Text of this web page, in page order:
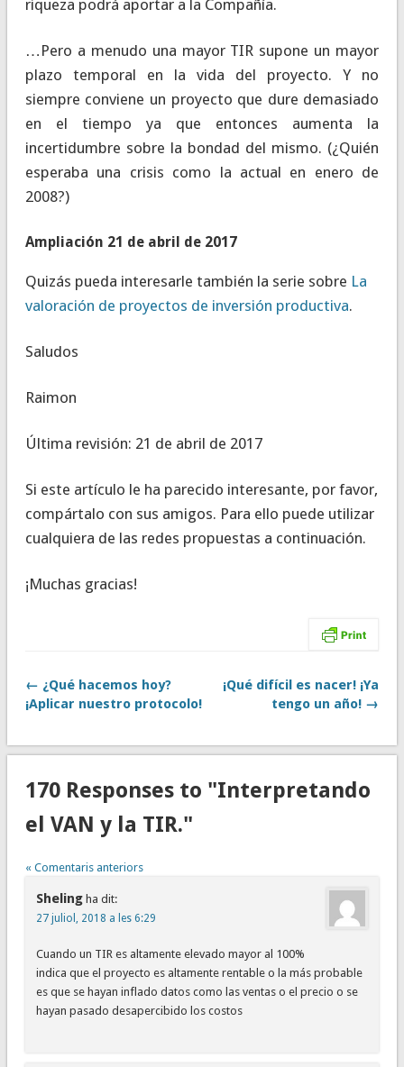
riqueza podrá aportar a la Compañía.
…Pero a menudo una mayor TIR supone un mayor
plazo temporal en la vida del proyecto. Y no
siempre conviene un proyecto que dure demasiado
en el tiempo ya que entonces aumenta la
incertidumbre sobre la bondad del mismo. (¿Quién
esperaba una crisis como la actual en enero de
2008?)
Ampliación 21 de abril de 2017
Quizás pueda interesarle también la serie sobre La
valoración de proyectos de inversión productiva.
Saludos
Raimon
Última revisión: 21 de abril de 2017
Si este artículo le ha parecido interesante, por favor,
compártalo con sus amigos. Para ello puede utilizar
cualquiera de las redes propuestas a continuación.
¡Muchas gracias!
← ¿Qué hacemos hoy?
¡Aplicar nuestro protocolo!
¡Qué difícil es nacer! ¡Ya
tengo un año! →
170 Responses to "Interpretando
el VAN y la TIR."
« Comentaris anteriors
Sheling ha dit:
27 juliol, 2018 a les 6:29
Cuando un TIR es altamente elevado mayor al 100%
indica que el proyecto es altamente rentable o la más probable
es que se hayan inflado datos como las ventas o el precio o se
hayan pasado desapercibido los costos